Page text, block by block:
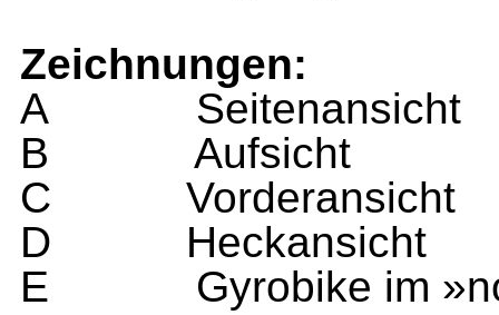
Zeichnungen:
A
Seitenansicht
B
Aufsicht
C
Vorderansicht
D
Heckansicht
E
Gyrobike im